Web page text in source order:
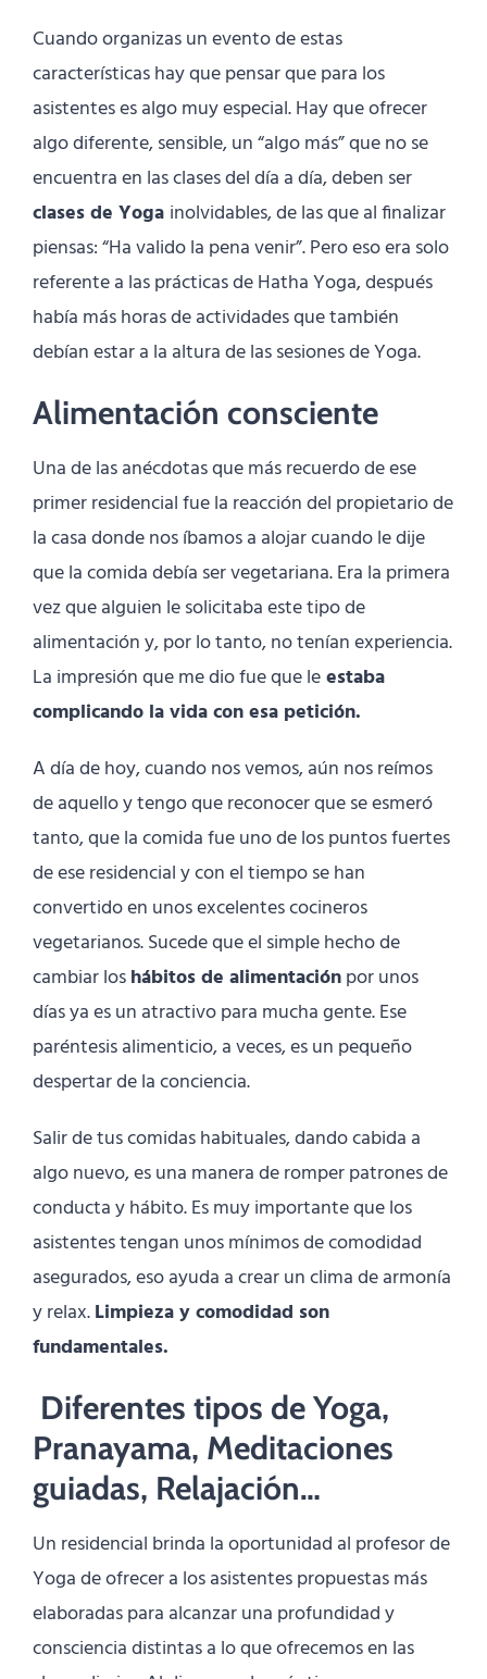
Cuando organizas un evento de estas
características hay que pensar que para los
asistentes es algo muy especial. Hay que ofrecer
algo diferente, sensible, un “algo más” que no se
encuentra en las clases del día a día, deben ser
clases de Yoga inolvidables, de las que al finalizar
piensas: “Ha valido la pena venir”. Pero eso era solo
referente a las prácticas de Hatha Yoga, después
había más horas de actividades que también
debían estar a la altura de las sesiones de Yoga.
Alimentación consciente
Una de las anécdotas que más recuerdo de ese
primer residencial fue la reacción del propietario de
la casa donde nos íbamos a alojar cuando le dije
que la comida debía ser vegetariana. Era la primera
vez que alguien le solicitaba este tipo de
alimentación y, por lo tanto, no tenían experiencia.
La impresión que me dio fue que leestaba
complicando la vida con esa petición.
A día de hoy, cuando nos vemos, aún nos reímos
de aquello y tengo que reconocer que se esmeró
tanto, que la comida fue uno de los puntos fuertes
de ese residencial y con el tiempo se han
convertido en unos excelentes cocineros
vegetarianos. Sucede que el simple hecho de
cambiar loshábitos de alimentaciónpor unos
días ya es un atractivo para mucha gente. Ese
paréntesis alimenticio, a veces, es un pequeño
despertar de la conciencia.
Salir de tus comidas habituales, dando cabida a
algo nuevo, es una manera de romper patrones de
conducta y hábito. Es muy importante que los
asistentes tengan unos mínimos de comodidad
asegurados, eso ayuda a crear un clima de armonía
y relax.Limpieza y comodidad son
fundamentales.
Diferentes tipos de Yoga,
Pranayama, Meditaciones
guiadas, Relajación…
Un residencial brinda la oportunidad al profesor de
Yoga de ofrecer a los asistentes propuestas más
elaboradas para alcanzar una profundidad y
consciencia distintas a lo que ofrecemos en las